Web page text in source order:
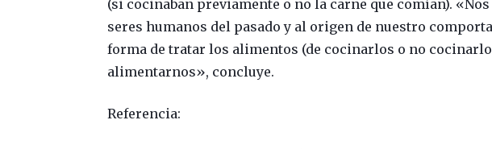
(si cocinaban previamente o no la carne que comían).
seres humanos del pasado y al origen de nuestro
forma de tratar los alimentos (de cocinarlos o no
alimentarnos», concluye.
Referencia: